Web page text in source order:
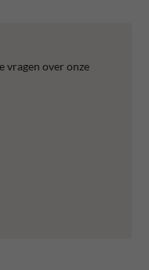
vragen over onze